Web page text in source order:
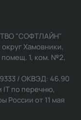
"СОФТЛАЙН"
Хамовники,
помещ. 1, ком. №2,
/ ОКВЭД: 46.90
IT по перечню,
России от 11 мая